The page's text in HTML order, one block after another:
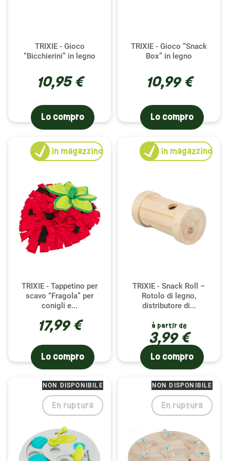
TRIXIE - Gioco
“Bicchierini” in legno
10,95 €
Lo compro
TRIXIE - Gioco “Snack
Box” in legno
10,99 €
Lo compro
TRIXIE - Tappetino per
scavo “Fragola” per
conigli e...
17,99 €
1in magazzino
Lo compro
TRIXIE - Snack Roll –
Rotolo di legno,
distributore di...
à partir de
3,99 €
1in magazzino
Lo compro
NON DISPONIBILE
En ruptura
NON DISPONIBILE
En ruptura